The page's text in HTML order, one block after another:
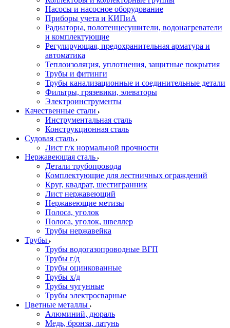
Насосы и насосное оборудование
Приборы учета и КИПиА
Радиаторы, полотенцесушители, водонагреватели
и комплектующие
Регулирующая, предохранительная арматура и
автоматика
Теплоизоляция, уплотнения, защитные покрытия
Трубы и фитинги
Трубы канализационные и соединительные детали
Фильтры, грязевики, элеваторы
Электроинструменты
Качественные стали
Инструментальная сталь
Конструкционная сталь
Судовая сталь
Лист г/к нормальной прочности
Нержавеющая сталь
Детали трубопровода
Комплектующие для лестничных ограждений
Круг, квадрат, шестигранник
Лист нержавеющий
Нержавеющие метизы
Полоса, уголок
Полоса, уголок, швеллер
Трубы нержавейка
Трубы
Трубы водогазопроводные ВГП
Трубы г/д
Трубы оцинкованные
Трубы х/д
Трубы чугунные
Трубы электросварные
Цветные металлы
Алюминий, дюраль
Медь, бронза, латунь